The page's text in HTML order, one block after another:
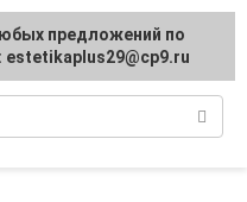
предложений по
estetikaplus29@cp9.ru